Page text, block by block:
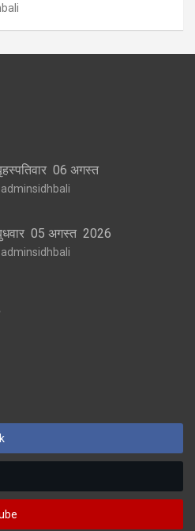
06 अगस्त
adminsidhbali
05 अगस्त 2026
adminsidhbali